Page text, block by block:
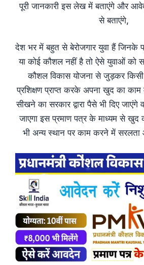
पूरी जानकारी इस लेख में बताएंगे और
से बताएंगे,
देश भर में बहुत से बेरोजगार युवा हैं जिनके
या कोई कौशल नहीं है तो ऐसे युवाओं को
कौशल विकास योजना से जुड़कर
प्रशिक्षण प्राप्त करके अपना खुद का
सीखने का सरकार द्वारा पैसे भी दिए जाएंगे
जाएगा इस प्रमाण पत्र के माध्यम से खुद
भी अन्य स्थान पर काम करने में सरलता